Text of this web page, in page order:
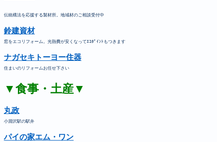
伝統構法を応援する製材所。地域材のご相談受付中
鈴建資材
窓をエコリフォーム。光熱費が安くなってｴｺﾎﾟｲﾝﾄもつきます
ナガセキトーヨー住器
住まいのリフォームお任せ下さい
▼食事・土産▼
丸政
小淵沢駅の駅弁
パイの家エム・ワン